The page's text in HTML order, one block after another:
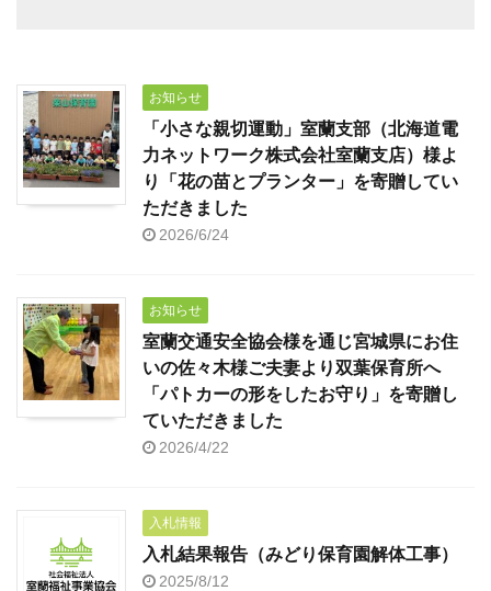
お知らせ
「小さな親切運動」室蘭支部（北海道電
力ネットワーク株式会社室蘭支店）様よ
り「花の苗とプランター」を寄贈してい
ただきました
2026/6/24
お知らせ
室蘭交通安全協会様を通じ宮城県にお住
いの佐々木様ご夫妻より双葉保育所へ
「パトカーの形をしたお守り」を寄贈し
ていただきました
2026/4/22
入札情報
入札結果報告（みどり保育園解体工事）
2025/8/12